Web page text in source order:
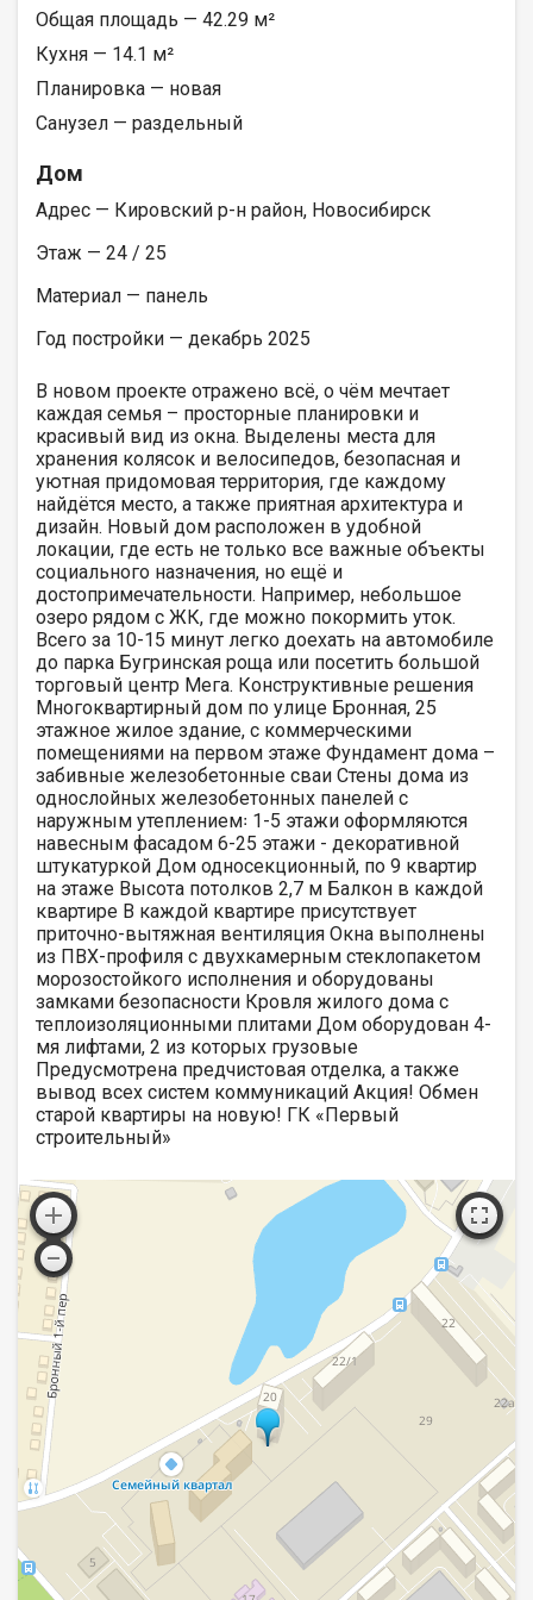
Общая площадь — 42.29 м²
Кухня — 14.1 м²
Планировка — новая
Санузел — раздельный
Дом
Адрес — Кировский р-н район, Новосибирск
Этаж — 24 / 25
Материал — панель
Год постройки — декабрь 2025
В новом проекте отражено всё, о чём мечтает
каждая семья – просторные планировки и
красивый вид из окна. Выделены места для
хранения колясок и велосипедов, безопасная и
уютная придомовая территория, где каждому
найдётся место, а также приятная архитектура и
дизайн. Новый дом расположен в удобной
локации, где есть не только все важные объекты
социального назначения, но ещё и
достопримечательности. Например, небольшое
озеро рядом с ЖК, где можно покормить уток.
Всего за 10-15 минут легко доехать на автомобиле
до парка Бугринская роща или посетить большой
торговый центр Мега. Конструктивные решения
Многоквартирный дом по улице Бронная, 25
этажное жилое здание, с коммерческими
помещениями на первом этаже Фундамент дома –
забивные железобетонные сваи Стены дома из
однослойных железобетонных панелей с
наружным утеплением꞉ 1-5 этажи оформляются
навесным фасадом 6-25 этажи - декоративной
штукатуркой Дом односекционный, по 9 квартир
на этаже Высота потолков 2,7 м Балкон в каждой
квартире В каждой квартире присутствует
приточно-вытяжная вентиляция Окна выполнены
из ПВХ-профиля с двухкамерным стеклопакетом
морозостойкого исполнения и оборудованы
замками безопасности Кровля жилого дома с
теплоизоляционными плитами Дом оборудован 4-
мя лифтами, 2 из которых грузовые
Предусмотрена предчистовая отделка, а также
вывод всех систем коммуникаций Акция! Обмен
старой квартиры на новую! ГК «Первый
строительный»